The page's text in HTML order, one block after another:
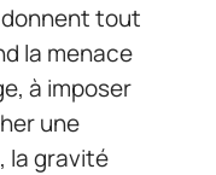
tout
la menace
à imposer
une
la gravité